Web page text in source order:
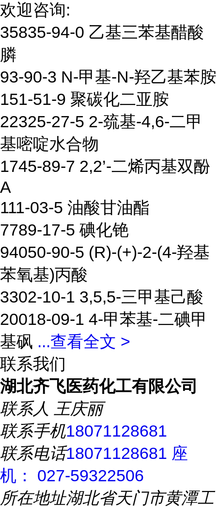
欢迎咨询:
35835-94-0 乙基三苯基醋酸
膦
93-90-3 N-甲基-N-羟乙基苯胺
151-51-9 聚碳化二亚胺
22325-27-5 2-巯基-4,6-二甲
基嘧啶水合物
1745-89-7 2,2’-二烯丙基双酚
A
111-03-5 油酸甘油酯
7789-17-5 碘化铯
94050-90-5 (R)-(+)-2-(4-羟基
苯氧基)丙酸
3302-10-1 3,5,5-三甲基己酸
20018-09-1 4-甲苯基-二碘甲
基砜 ...查看全文 >
联系我们
湖北齐飞医药化工有限公司
联系人 王庆丽
联系手机18071128681
联系电话18071128681 座
机： 027-59322506
所在地址湖北省天门市黄潭工